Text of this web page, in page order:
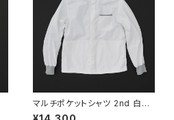
マルチポケットシャツ 2nd 白×
灰+P